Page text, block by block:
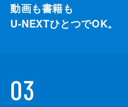
動画も書籍も
U-NEXTひとつでOK。
03